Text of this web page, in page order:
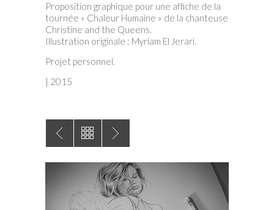
Proposition graphique pour une affiche de la
tournée « Chaleur Humaine » de la chanteuse
Christine and the Queens.
Illustration originale : Myriam El Jerari.
Projet personnel.
| 2015